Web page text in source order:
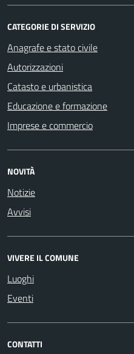
CATEGORIE DI SERVIZIO
Anagrafe e stato civile
Autorizzazioni
Catasto e urbanistica
Educazione e formazione
Imprese e commercio
NOVITÀ
Notizie
Avvisi
VIVERE IL COMUNE
Luoghi
Eventi
CONTATTI